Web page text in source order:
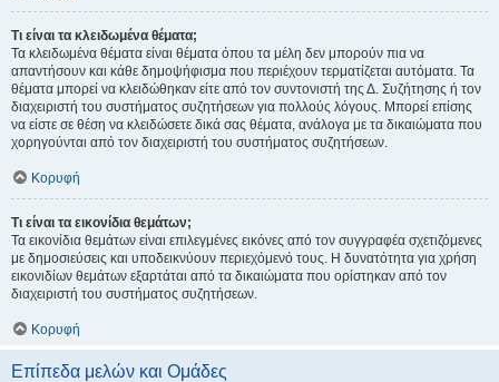
Τι είναι τα κλειδωμένα θέματα;
Τα κλειδωμένα θέματα είναι θέματα όπου τα μέλη δεν μπορούν πια να
απαντήσουν και κάθε δημοψήφισμα που περιέχουν τερματίζεται αυτόματα. Τα
θέματα μπορεί να κλειδώθηκαν είτε από τον συντονιστή της Δ. Συζήτησης ή τον
διαχειριστή του συστήματος συζητήσεων για πολλούς λόγους. Μπορεί επίσης
να είστε σε θέση να κλειδώσετε δικά σας θέματα, ανάλογα με τα δικαιώματα που
χορηγούνται από τον διαχειριστή του συστήματος συζητήσεων.
Κορυφή
Τι είναι τα εικονίδια θεμάτων;
Τα εικονίδια θεμάτων είναι επιλεγμένες εικόνες από τον συγγραφέα σχετιζόμενες
με δημοσιεύσεις και υποδεικνύουν περιεχόμενό τους. Η δυνατότητα για χρήση
εικονιδίων θεμάτων εξαρτάται από τα δικαιώματα που ορίστηκαν από τον
διαχειριστή του συστήματος συζητήσεων.
Κορυφή
Επίπεδα μελών και Ομάδες